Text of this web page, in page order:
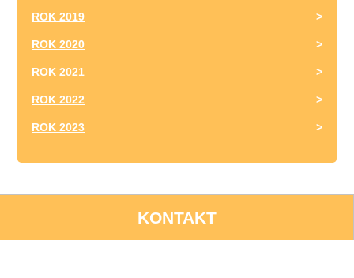
ROK 2019
ROK 2020
ROK 2021
ROK 2022
ROK 2023
KONTAKT